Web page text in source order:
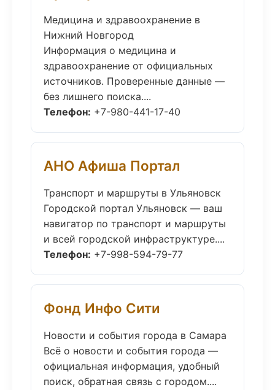
Медицина и здравоохранение в
Нижний Новгород
Информация о медицина и
здравоохранение от официальных
источников. Проверенные данные —
без лишнего поиска....
Телефон: +7-980-441-17-40
АНО Афиша Портал
Транспорт и маршруты в Ульяновск
Городской портал Ульяновск — ваш
навигатор по транспорт и маршруты
и всей городской инфраструктуре....
Телефон: +7-998-594-79-77
Фонд Инфо Сити
Новости и события города в Самара
Всё о новости и события города —
официальная информация, удобный
поиск, обратная связь с городом....